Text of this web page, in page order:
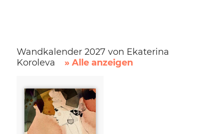
Wandkalender 2027 von Ekaterina
Koroleva
» Alle anzeigen